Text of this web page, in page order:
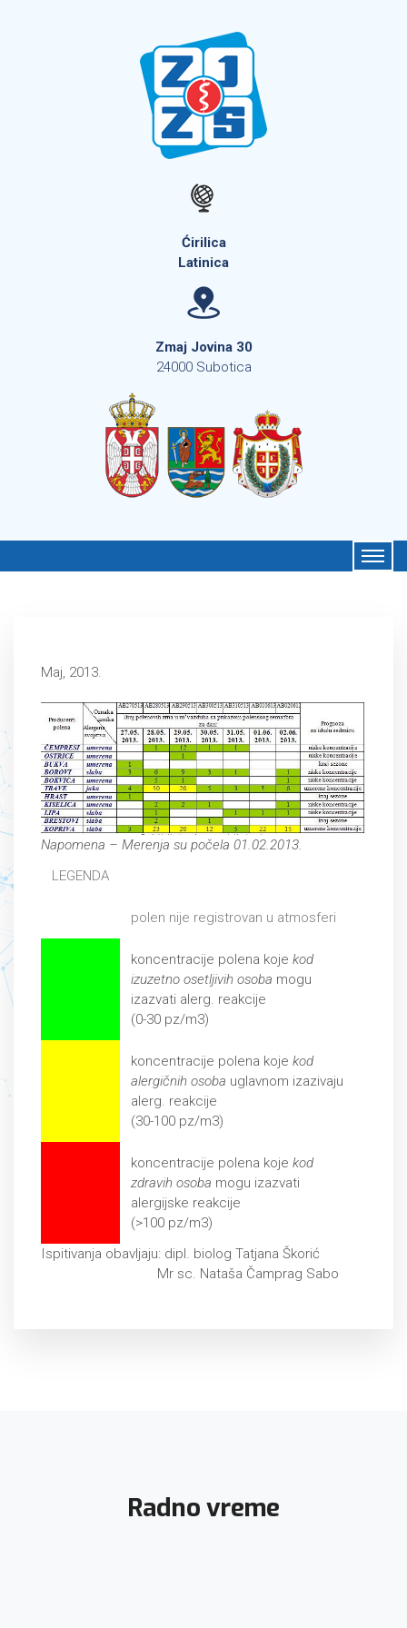
Ćirilica
Latinica
Zmaj Jovina 30
24000 Subotica
Maj, 2013.
Napomena – Merenja su počela 01.02.2013.
LEGENDA
polen nije registrovan u atmosferi
koncentracije polena koje kod
izuzetno osetljivih osoba mogu
izazvati alerg. reakcije
(0-30 pz/m3)
koncentracije polena koje kod
alergičnih osoba uglavnom izazivaju
alerg. reakcije
(30-100 pz/m3)
koncentracije polena koje kod
zdravih osoba mogu izazvati
alergijske reakcije
(>100 pz/m3)
Ispitivanja obavljaju: dipl. biolog Tatjana Škorić
Mr sc. Nataša Čamprag Sabo
Radno vreme